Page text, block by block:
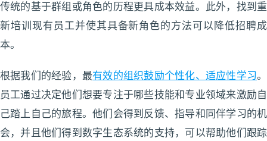
传统的基于群组或角色的历程更具成本效益。此外，找到重
新培训现有员工并使其具备新角色的方法可以降低招聘成
本。
根据我们的经验，最有效的组织鼓励个性化、适应性学习。
员工通过决定他们想要专注于哪些技能和专业领域来激励自
己踏上自己的旅程。他们会得到反馈、指导和同伴学习的机
会，并且他们得到数字生态系统的支持，可以帮助他们跟踪